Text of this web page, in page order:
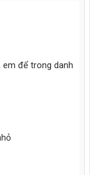
em để trong danh